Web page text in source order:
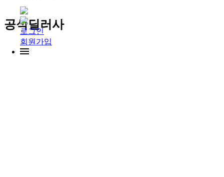
로그인
회원가입
공식딜러사